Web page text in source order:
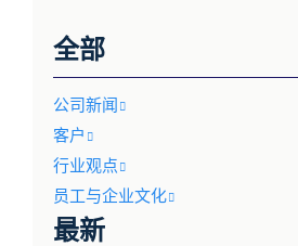
全部
公司新闻
客户
行业观点
员工与企业文化
最新